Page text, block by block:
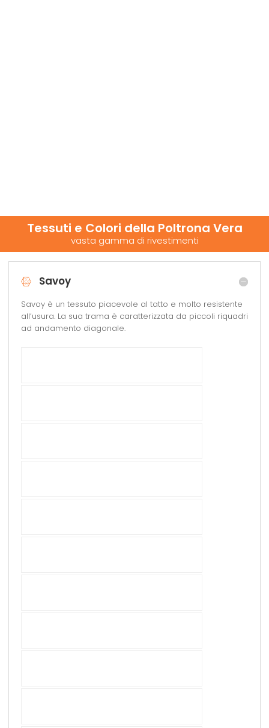
Tessuti e Colori della Poltrona Vera
vasta gamma di rivestimenti
Savoy
Savoy è un tessuto piacevole al tatto e molto resistente
all’usura. La sua trama è caratterizzata da piccoli riquadri
ad andamento diagonale.